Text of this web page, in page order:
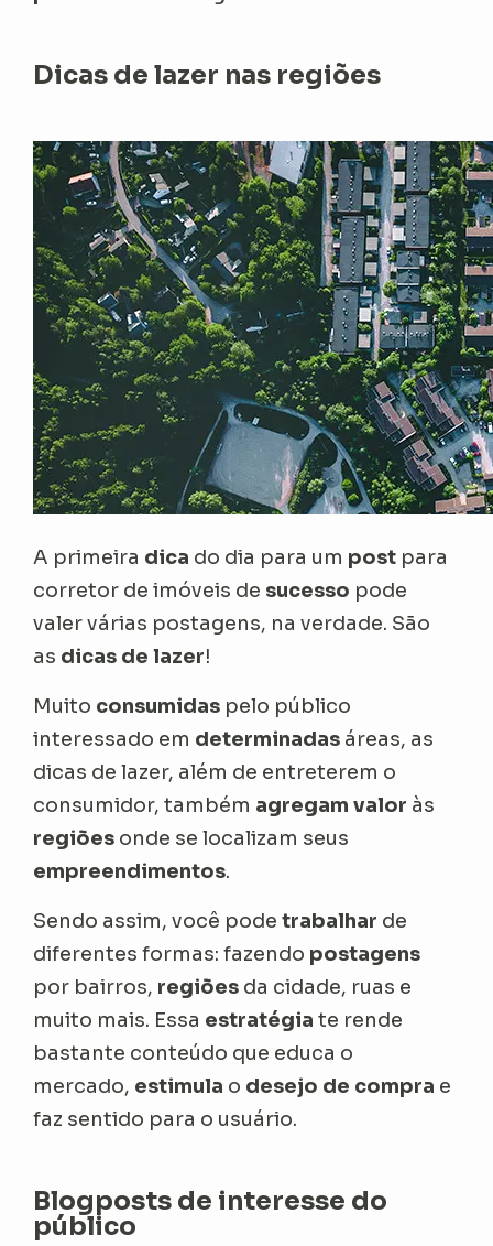
Dicas de lazer nas regiões
A primeira dica do dia para um post para
corretor de imóveis de sucesso pode
valer várias postagens, na verdade. São
as dicas de lazer!
Muito consumidas pelo público
interessado em determinadas áreas, as
dicas de lazer, além de entreterem o
consumidor, também agregam valor às
regiões onde se localizam seus
empreendimentos.
Sendo assim, você pode trabalhar de
diferentes formas: fazendo postagens
por bairros, regiões da cidade, ruas e
muito mais. Essa estratégia te rende
bastante conteúdo que educa o
mercado, estimula o desejo de compra e
faz sentido para o usuário.
Blogposts de interesse do
público